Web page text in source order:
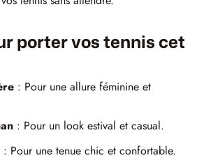
porter vos tennis cet
: Pour une allure féminine et
: Pour un look estival et casual.​
: Pour une tenue chic et confortable.​